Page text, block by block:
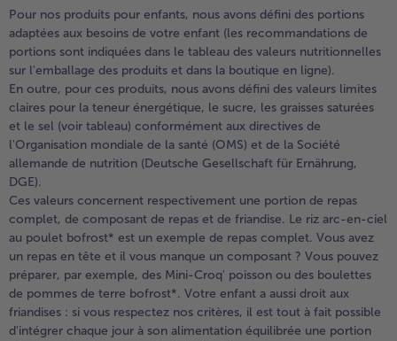
Pour nos produits pour enfants, nous avons défini des portions
adaptées aux besoins de votre enfant (les recommandations de
portions sont indiquées dans le tableau des valeurs nutritionnelles
sur l'emballage des produits et dans la boutique en ligne).
En outre, pour ces produits, nous avons défini des valeurs limites
claires pour la teneur énergétique, le sucre, les graisses saturées
et le sel (voir tableau) conformément aux directives de
l'Organisation mondiale de la santé (OMS) et de la Société
allemande de nutrition (Deutsche Gesellschaft für Ernährung,
DGE).
Ces valeurs concernent respectivement une portion de repas
complet, de composant de repas et de friandise. Le riz arc-en-ciel
au poulet bofrost* est un exemple de repas complet. Vous avez
un repas en tête et il vous manque un composant ? Vous pouvez
préparer, par exemple, des Mini-Croq' poisson ou des boulettes
de pommes de terre bofrost*. Votre enfant a aussi droit aux
friandises : si vous respectez nos critères, il est tout à fait possible
d'intégrer chaque jour à son alimentation équilibrée une portion